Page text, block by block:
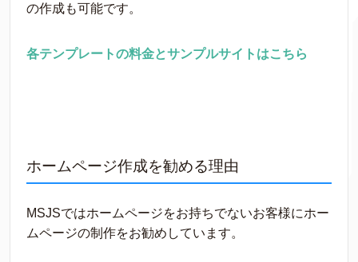
の作成も可能です。
各テンプレートの料金とサンプルサイトはこちら
ホームページ作成を勧める理由
MSJSではホームページをお持ちでないお客様にホー
ムページの制作をお勧めしています。